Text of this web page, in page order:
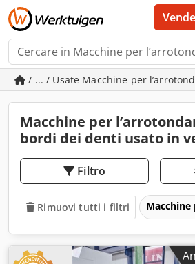
/ ... / Usate Macchine per
Macchine per
bordi dei denti usato in
Filtro
Rimuovi tutti i filtri